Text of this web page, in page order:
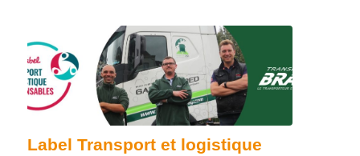
Label Transport et logistique